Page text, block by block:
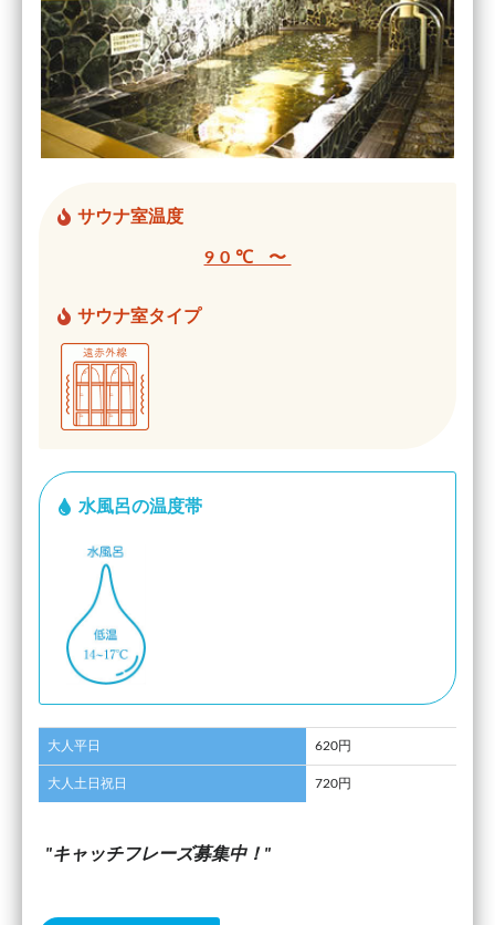
サウナ室温度
90℃ 〜
サウナ室タイプ
水風呂の温度帯
大人平日 620円
大人土日祝日 720円
キャッチフレーズ募集中！